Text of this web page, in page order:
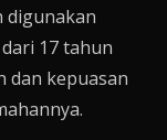
digunakan
17 tahun
dan kepuasan